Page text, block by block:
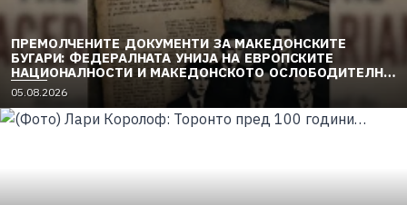
ПРЕМОЛЧЕНИТЕ ДОКУМЕНТИ ЗА МАКЕДОНСКИТЕ
БУГАРИ: ФЕДЕРАЛНАТА УНИЈА НА ЕВРОПСКИТЕ
НАЦИОНАЛНОСТИ И МАКЕДОНСКОТО ОСЛОБОДИТЕЛНО
ДВИЖЕЊЕ (1949–1956) (2)
05.08.2026